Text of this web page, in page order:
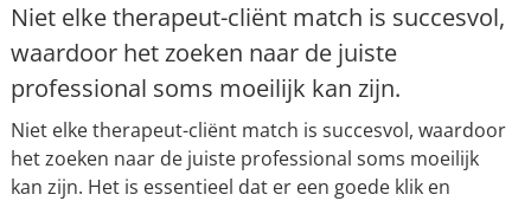
Niet elke therapeut-cliënt match is succesvol,
waardoor het zoeken naar de juiste
professional soms moeilijk kan zijn.
Niet elke therapeut-cliënt match is succesvol, waardoor
het zoeken naar de juiste professional soms moeilijk
kan zijn. Het is essentieel dat er een goede klik en